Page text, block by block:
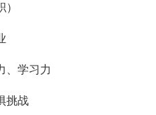
、学习力
挑战